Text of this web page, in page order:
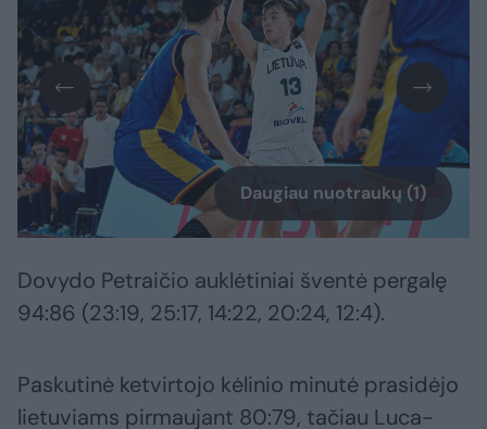
Daugiau nuotraukų (1)
Dovydo Petraičio auklėtiniai šventė pergalę
94:86 (23:19, 25:17, 14:22, 20:24, 12:4).
Paskutinė ketvirtojo kėlinio minutė prasidėjo
lietuviams pirmaujant 80:79, tačiau Luca-